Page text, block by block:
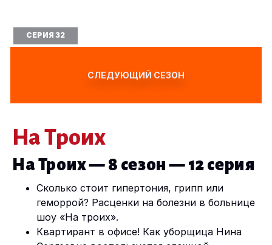
СЕРИЯ 32
СЛЕДУЮЩИЙ СЕЗОН
На Троих
На Троих — 8 сезон — 12 серия
Сколько стоит гипертония, грипп или
геморрой? Расценки на болезни в больнице
шоу «На троих».
Квартирант в офисе! Как уборщица Нина